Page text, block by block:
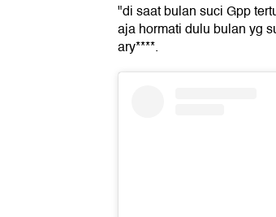
"di saat bulan suci Gpp
aja hormati dulu bulan yg
ary****.